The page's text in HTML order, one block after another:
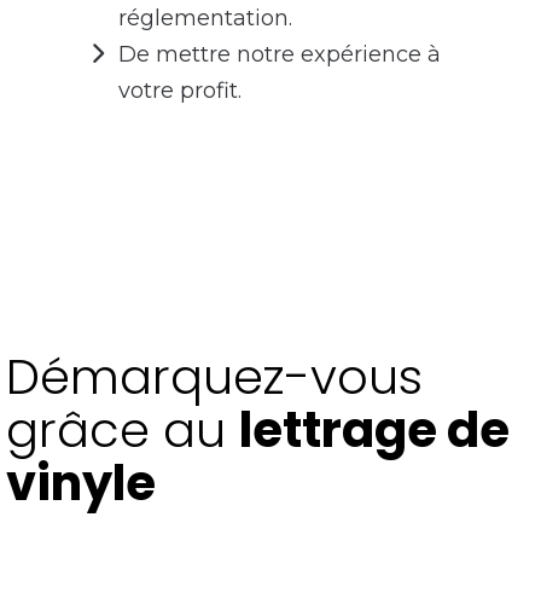
réglementation.
De mettre notre expérience à
votre profit.
Démarquez-vous
grâce au lettrage de
vinyle